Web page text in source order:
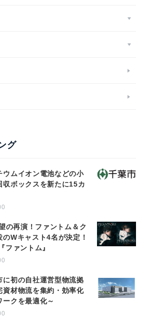
グ
ウムイオン電池などの小
収ボックスを新たに15カ
の再演！ファントム＆ク
のWキャスト4名が決定！
ファントム』
に初の自社運営型物流拠
資材物流を集約・効率化
ークを最適化～